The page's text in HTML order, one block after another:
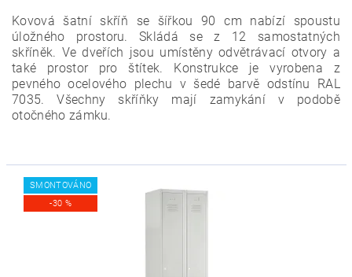
Kovová šatní skříň se šířkou 90 cm nabízí spoustu
úložného prostoru. Skládá se z 12 samostatných
skříněk. Ve dveřích jsou umístěny odvětrávací otvory a
také prostor pro štítek. Konstrukce je vyrobena z
pevného ocelového plechu v šedé barvě odstínu RAL
7035. Všechny skříňky mají zamykání v podobě
otočného zámku.
SMONTOVÁNO
-30 %